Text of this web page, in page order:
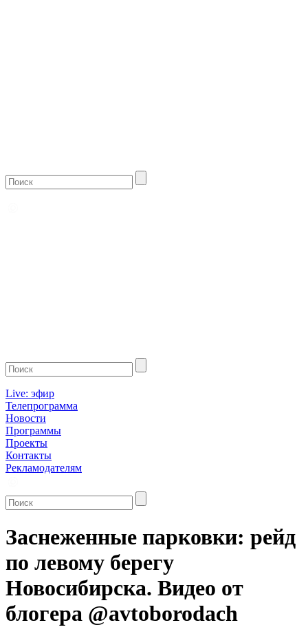
Live: эфир
Телепрограмма
Новости
Программы
Проекты
Контакты
Рекламодателям
Заснеженные парковки: рейд
по левому берегу
Новосибирска. Видео от
блогера @avtoborodach